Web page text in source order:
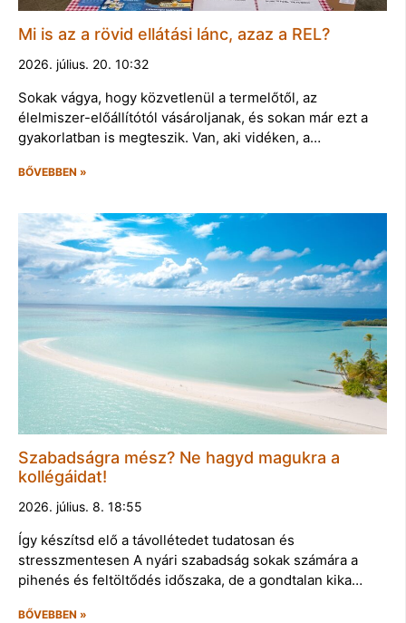
Mi is az a rövid ellátási lánc, azaz a REL?
2026. július. 20. 10:32
Sokak vágya, hogy közvetlenül a termelőtől, az
élelmiszer-előállítótól vásároljanak, és sokan már ezt a
gyakorlatban is megteszik. Van, aki vidéken, a…
BŐVEBBEN »
Szabadságra mész? Ne hagyd magukra a
kollégáidat!
2026. július. 8. 18:55
Így készítsd elő a távollétedet tudatosan és
stresszmentesen A nyári szabadság sokak számára a
pihenés és feltöltődés időszaka, de a gondtalan kika…
BŐVEBBEN »